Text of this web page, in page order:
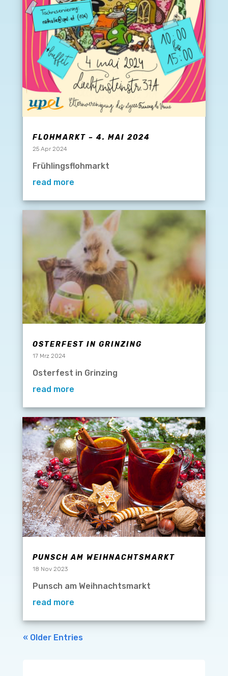
FLOHMARKT – 4. MAI 2024
25 Apr 2024
Frühlingsflohmarkt
read more
OSTERFEST IN GRINZING
17 Mrz 2024
Osterfest in Grinzing
read more
PUNSCH AM WEIHNACHTSMARKT
18 Nov 2023
Punsch am Weihnachtsmarkt
read more
« Older Entries